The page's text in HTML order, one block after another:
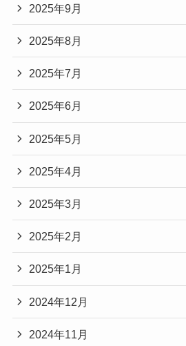
2025年9月
2025年8月
2025年7月
2025年6月
2025年5月
2025年4月
2025年3月
2025年2月
2025年1月
2024年12月
2024年11月